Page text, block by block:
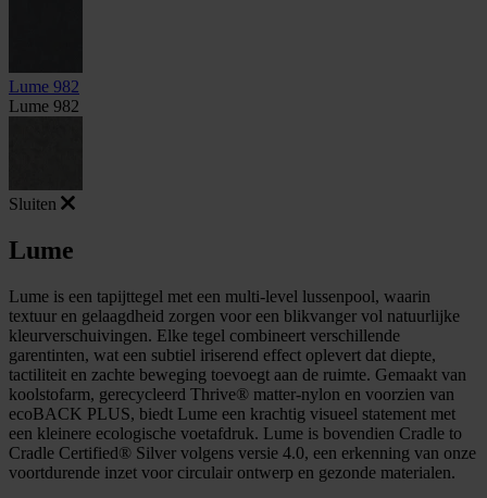
Lume 982
Lume 982
Sluiten
Lume
Lume is een tapijttegel met een multi-level lussenpool, waarin
textuur en gelaagdheid zorgen voor een blikvanger vol natuurlijke
kleurverschuivingen. Elke tegel combineert verschillende
garentinten, wat een subtiel iriserend effect oplevert dat diepte,
tactiliteit en zachte beweging toevoegt aan de ruimte. Gemaakt van
koolstofarm, gerecycleerd Thrive® matter-nylon en voorzien van
ecoBACK PLUS, biedt Lume een krachtig visueel statement met
een kleinere ecologische voetafdruk. Lume is bovendien Cradle to
Cradle Certified® Silver volgens versie 4.0, een erkenning van onze
voortdurende inzet voor circulair ontwerp en gezonde materialen.